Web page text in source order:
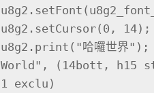
u8g2.setCursor(0, 14);
u8g2.print("哈囉世界
World", (14bott, h15
1 exclu)